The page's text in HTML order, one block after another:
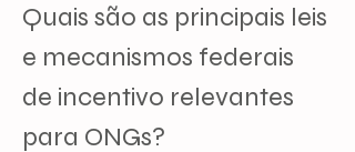
Quais são as principais leis
e mecanismos federais
de incentivo relevantes
para ONGs?